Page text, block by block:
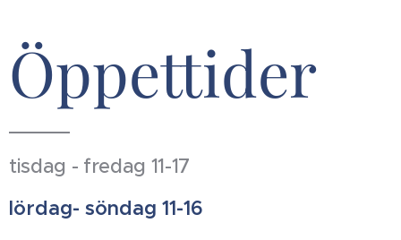
Öppettider
tisdag - fredag 11-17
lördag- söndag 11-16